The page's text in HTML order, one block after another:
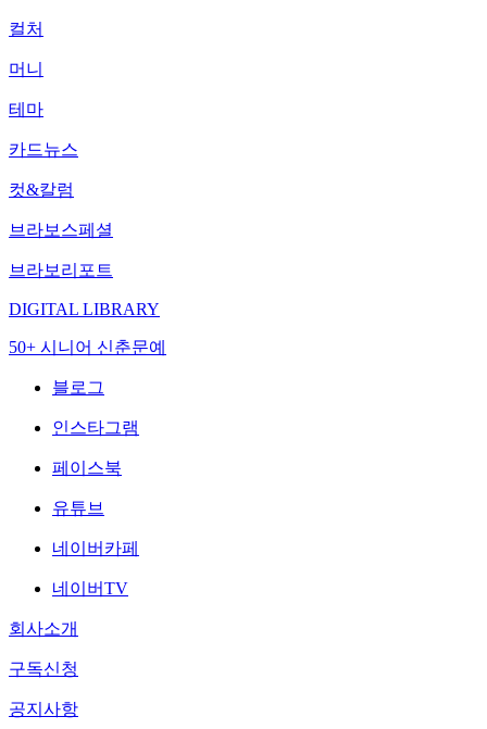
컬처
머니
테마
카드뉴스
컷&칼럼
브라보스페셜
브라보리포트
DIGITAL LIBRARY
50+ 시니어 신춘문예
블로그
인스타그램
페이스북
유튜브
네이버카페
네이버TV
회사소개
구독신청
공지사항